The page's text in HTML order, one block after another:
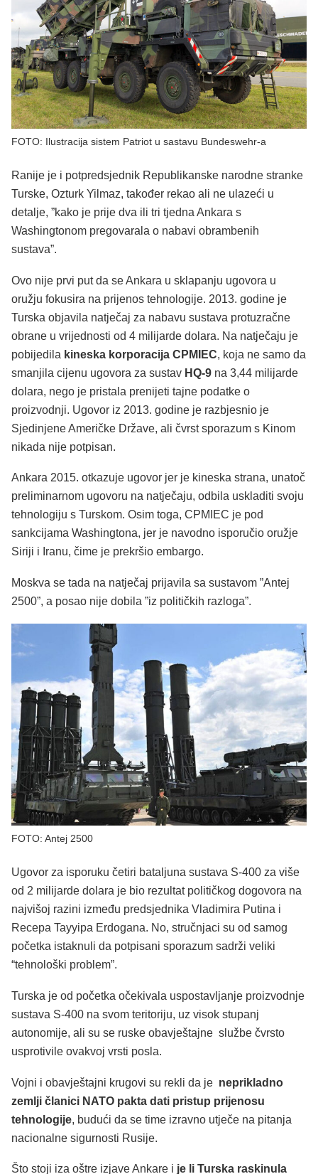
FOTO: Ilustracija sistem Patriot u sastavu Bundeswehr-a
Ranije je i potpredsjednik Republikanske narodne stranke
Turske, Ozturk Yilmaz, također rekao ali ne ulazeći u
detalje, ”kako je prije dva ili tri tjedna Ankara s
Washingtonom pregovarala o nabavi obrambenih
sustava”.
Ovo nije prvi put da se Ankara u sklapanju ugovora u
oružju fokusira na prijenos tehnologije. 2013. godine je
Turska objavila natječaj za nabavu sustava protuzračne
obrane u vrijednosti od 4 milijarde dolara. Na natječaju je
pobijedila kineska korporacija CPMIEC, koja ne samo da
smanjila cijenu ugovora za sustav HQ-9 na 3,44 milijarde
dolara, nego je pristala prenijeti tajne podatke o
proizvodnji. Ugovor iz 2013. godine je razbjesnio je
Sjedinjene Američke Države, ali čvrst sporazum s Kinom
nikada nije potpisan.
Ankara 2015. otkazuje ugovor jer je kineska strana, unatoč
preliminarnom ugovoru na natječaju, odbila uskladiti svoju
tehnologiju s Turskom. Osim toga, CPMIEC je pod
sankcijama Washingtona, jer je navodno isporučio oružje
Siriji i Iranu, čime je prekršio embargo.
Moskva se tada na natječaj prijavila sa sustavom ”Antej
2500”, a posao nije dobila ”iz političkih razloga”.
FOTO: Antej 2500
Ugovor za isporuku četiri bataljuna sustava S-400 za više
od 2 milijarde dolara je bio rezultat političkog dogovora na
najvišoj razini između predsjednika Vladimira Putina i
Recepa Tayyipa Erdogana. No, stručnjaci su od samog
početka istaknuli da potpisani sporazum sadrži veliki
“tehnološki problem”.
Turska je od početka očekivala uspostavljanje proizvodnje
sustava S-400 na svom teritoriju, uz visok stupanj
autonomije, ali su se ruske obavještajne službe čvrsto
usprotivile ovakvoj vrsti posla.
Vojni i obavještajni krugovi su rekli da je neprikladno
zemlji članici NATO pakta dati pristup prijenosu
tehnologije, budući da se time izravno utječe na pitanja
nacionalne sigurnosti Rusije.
Što stoji iza oštre izjave Ankare i je li Turska raskinula